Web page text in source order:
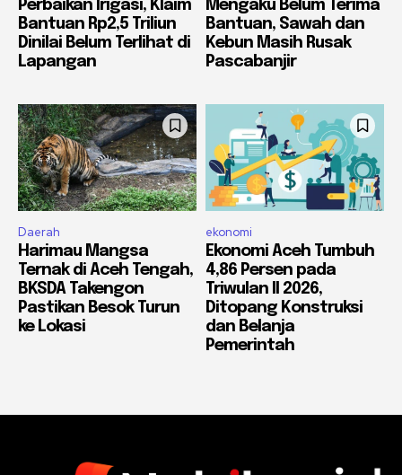
Perbaikan Irigasi, Klaim
Bantuan Rp2,5 Triliun
Dinilai Belum Terlihat di
Lapangan
Mengaku Belum Terima
Bantuan, Sawah dan
Kebun Masih Rusak
Pascabanjir
Daerah
Harimau Mangsa
Ternak di Aceh Tengah,
BKSDA Takengon
Pastikan Besok Turun
ke Lokasi
ekonomi
Ekonomi Aceh Tumbuh
4,86 Persen pada
Triwulan II 2026,
Ditopang Konstruksi
dan Belanja
Pemerintah